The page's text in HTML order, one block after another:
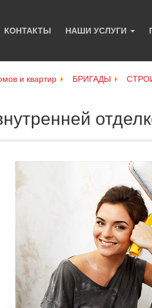
КОНТАКТЫ НАШИ УСЛУГИ
и квартир БРИГАДЫ